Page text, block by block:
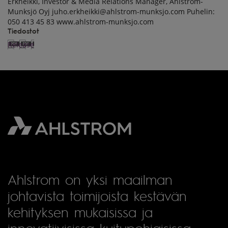
Munksjö Oyj juho.erkheikki@ahlstrom-munksjo.com Puhelin:
050 413 45 83 www.ahlstrom-munksjo.com
Tiedostot
Release
Ahlstrom on yksi maailman
johtavista toimijoista kestävän
kehityksen mukaisissa ja